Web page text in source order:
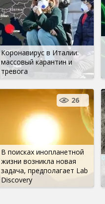
Коронавирус в Италии:
массовый карантин и
тревога
В поисках инопланетной
жизни возникла новая
задача, предполагает Lab
Discovery
26